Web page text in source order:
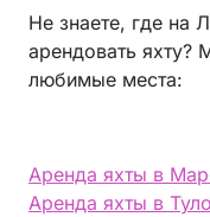
Не знаете, где на
арендовать
любимые места:
Аренда яхты в
Аренда яхты в